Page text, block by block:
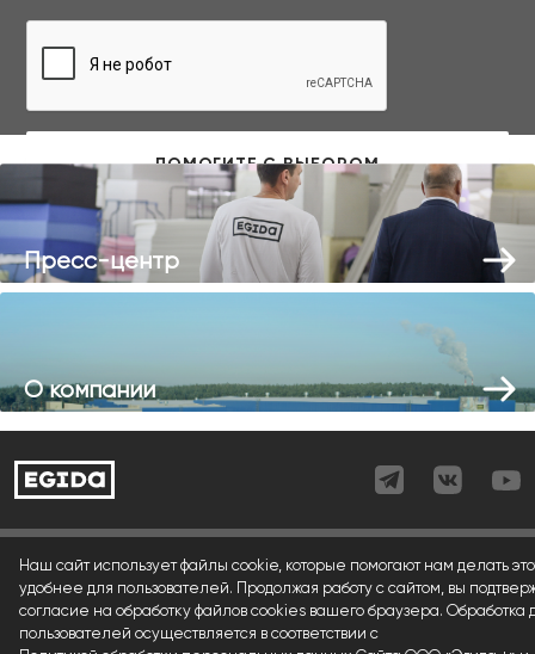
Заполняя данную форму вы даете свое согласие на обработку
персональных данных
Пресс-центр
О компании
Согласие (cookies)
Согласие (форма)
Согласие (регистрация)
Наш сайт использует файлы cookie, которые помогают нам делать
удобнее для пользователей. Продолжая работу с сайтом, вы
согласие на обработку файлов cookies вашего браузера. Обработка
пользователей осуществляется в соответствии с